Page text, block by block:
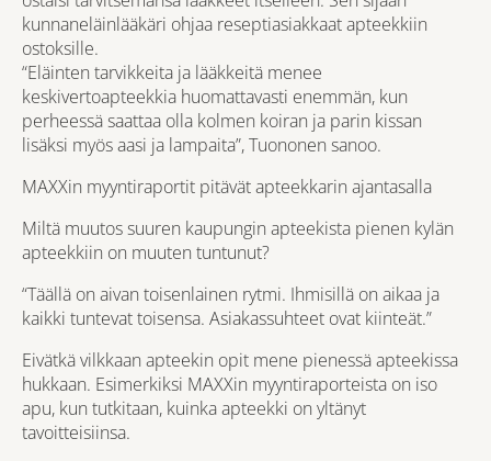
kunnaneläinlääkäri ohjaa reseptiasiakkaat apteekkiin
ostoksille.
“Eläinten tarvikkeita ja lääkkeitä menee
keskivertoapteekkia huomattavasti enemmän, kun
perheessä saattaa olla kolmen koiran ja parin kissan
lisäksi myös aasi ja lampaita”, Tuononen sanoo.
MAXXin myyntiraportit pitävät apteekkarin ajantasalla
Miltä muutos suuren kaupungin apteekista pienen kylän
apteekkiin on muuten tuntunut?
“Täällä on aivan toisenlainen rytmi. Ihmisillä on aikaa ja
kaikki tuntevat toisensa. Asiakassuhteet ovat kiinteät.”
Eivätkä vilkkaan apteekin opit mene pienessä apteekissa
hukkaan. Esimerkiksi MAXXin myyntiraporteista on iso
apu, kun tutkitaan, kuinka apteekki on yltänyt
tavoitteisiinsa.